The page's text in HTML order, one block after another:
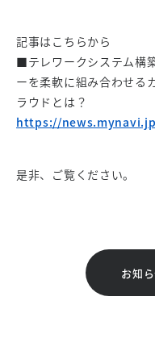
記事はこちらから
■テレワークシステム構
ーを柔軟に組み合わせる
ラウドとは？
https://
是非、ご覧ください。
お知